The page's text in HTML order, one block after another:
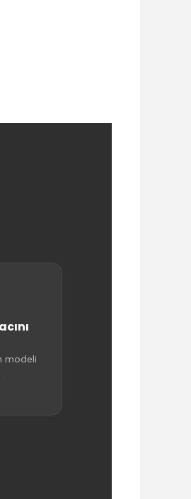
modeli